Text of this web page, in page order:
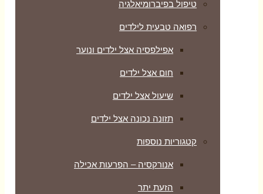
טיפול בפיברומיאלגיה
רפואה טבעית לילדים
אפילפסיה אצל ילדים ונוער
חום אצל ילדים
שיעול אצל ילדים
תזונה נכונה אצל ילדים
קטגוריות נוספות
אנורקסיה – הפרעות אכילה
הזעת יתר